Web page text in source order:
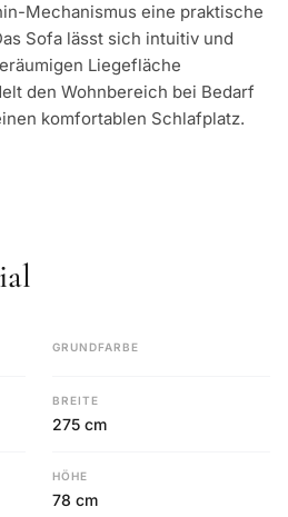
Mechanismus eine praktische
Sofa lässt sich intuitiv und
Liegefläche
den Wohnbereich bei Bedarf
komfortablen Schlafplatz.
GRUNDFARBE
BREITE
275 cm
HÖHE
78 cm